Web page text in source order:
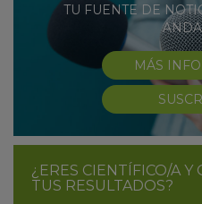
TU FUENTE DE
MÁS
¿ERES CIENTÍFICO/A
TUS RESULTADOS?